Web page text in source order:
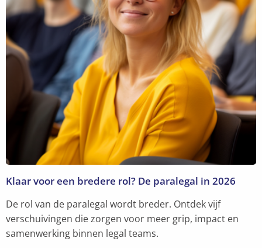
Klaar voor een bredere rol? De paralegal in 2026
De rol van de paralegal wordt breder. Ontdek vijf
verschuivingen die zorgen voor meer grip, impact en
samenwerking binnen legal teams.